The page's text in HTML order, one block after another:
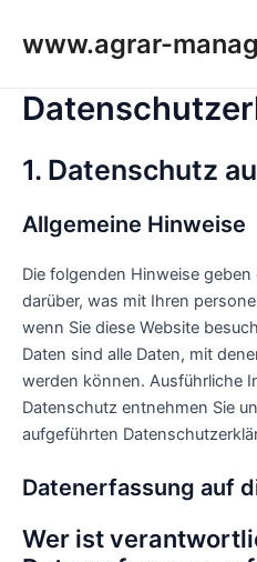
Inhaltwww.agrar-
1. Datenschutz
Allgemeine Hinweise
Die folgenden Hinweise
darüber, was mit Ihren
wenn Sie diese Website
Daten sind alle Daten, mit
werden können. Ausführliche
Datenschutz entnehmen Sie
aufgeführten
Datenerfassung auf
Wer ist